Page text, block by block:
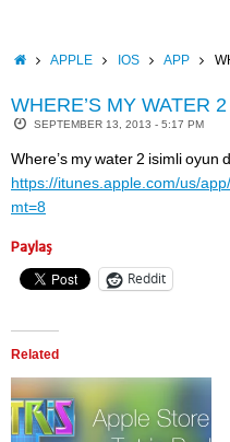
contentHOMEAPPLE IOS APP
WHERE’S MY WATER
SEPTEMBER 13, 2013 - 5:17 PM
Where’s my water 2 isimli oyun
https://itunes.apple.com/us/
mt=8
Paylaş
Reddit
Related